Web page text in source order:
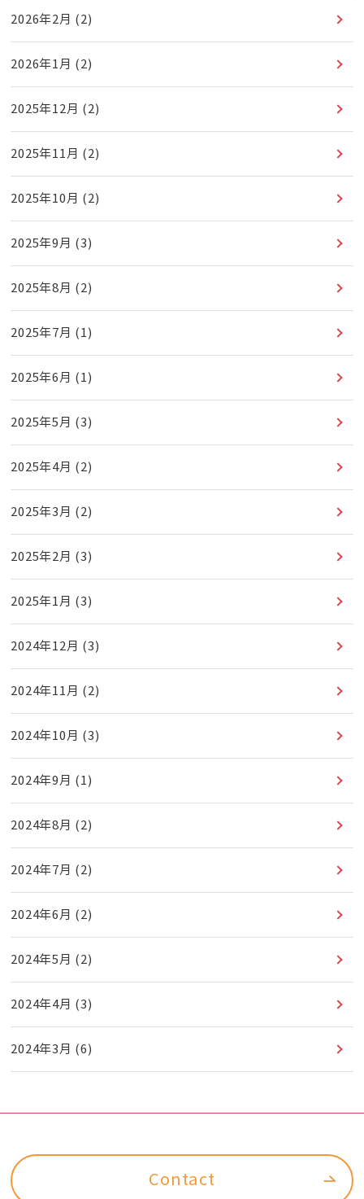
2026年2月 (2)
2026年1月 (2)
2025年12月 (2)
2025年11月 (2)
2025年10月 (2)
2025年9月 (3)
2025年8月 (2)
2025年7月 (1)
2025年6月 (1)
2025年5月 (3)
2025年4月 (2)
2025年3月 (2)
2025年2月 (3)
2025年1月 (3)
2024年12月 (3)
2024年11月 (2)
2024年10月 (3)
2024年9月 (1)
2024年8月 (2)
2024年7月 (2)
2024年6月 (2)
2024年5月 (2)
2024年4月 (3)
2024年3月 (6)
Contact